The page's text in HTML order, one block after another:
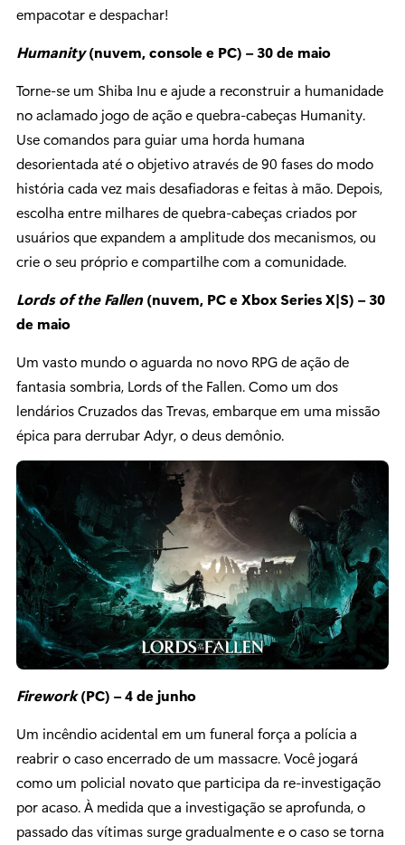
empacotar e despachar!
Humanity(nuvem, console e PC) – 30 de maio
Torne-se um Shiba Inu e ajude a reconstruir a humanidade
no aclamado jogo de ação e quebra-cabeças Humanity.
Use comandos para guiar uma horda humana
desorientada até o objetivo através de 90 fases do modo
história cada vez mais desafiadoras e feitas à mão. Depois,
escolha entre milhares de quebra-cabeças criados por
usuários que expandem a amplitude dos mecanismos, ou
crie o seu próprio e compartilhe com a comunidade.
Lords of the Fallen(nuvem, PC e Xbox Series X|S) – 30
de maio
Um vasto mundo o aguarda no novo RPG de ação de
fantasia sombria, Lords of the Fallen. Como um dos
lendários Cruzados das Trevas, embarque em uma missão
épica para derrubar Adyr, o deus demônio.
Firework(PC) – 4 de junho
Um incêndio acidental em um funeral força a polícia a
reabrir o caso encerrado de um massacre. Você jogará
como um policial novato que participa da re-investigação
por acaso. À medida que a investigação se aprofunda, o
passado das vítimas surge gradualmente e o caso se torna